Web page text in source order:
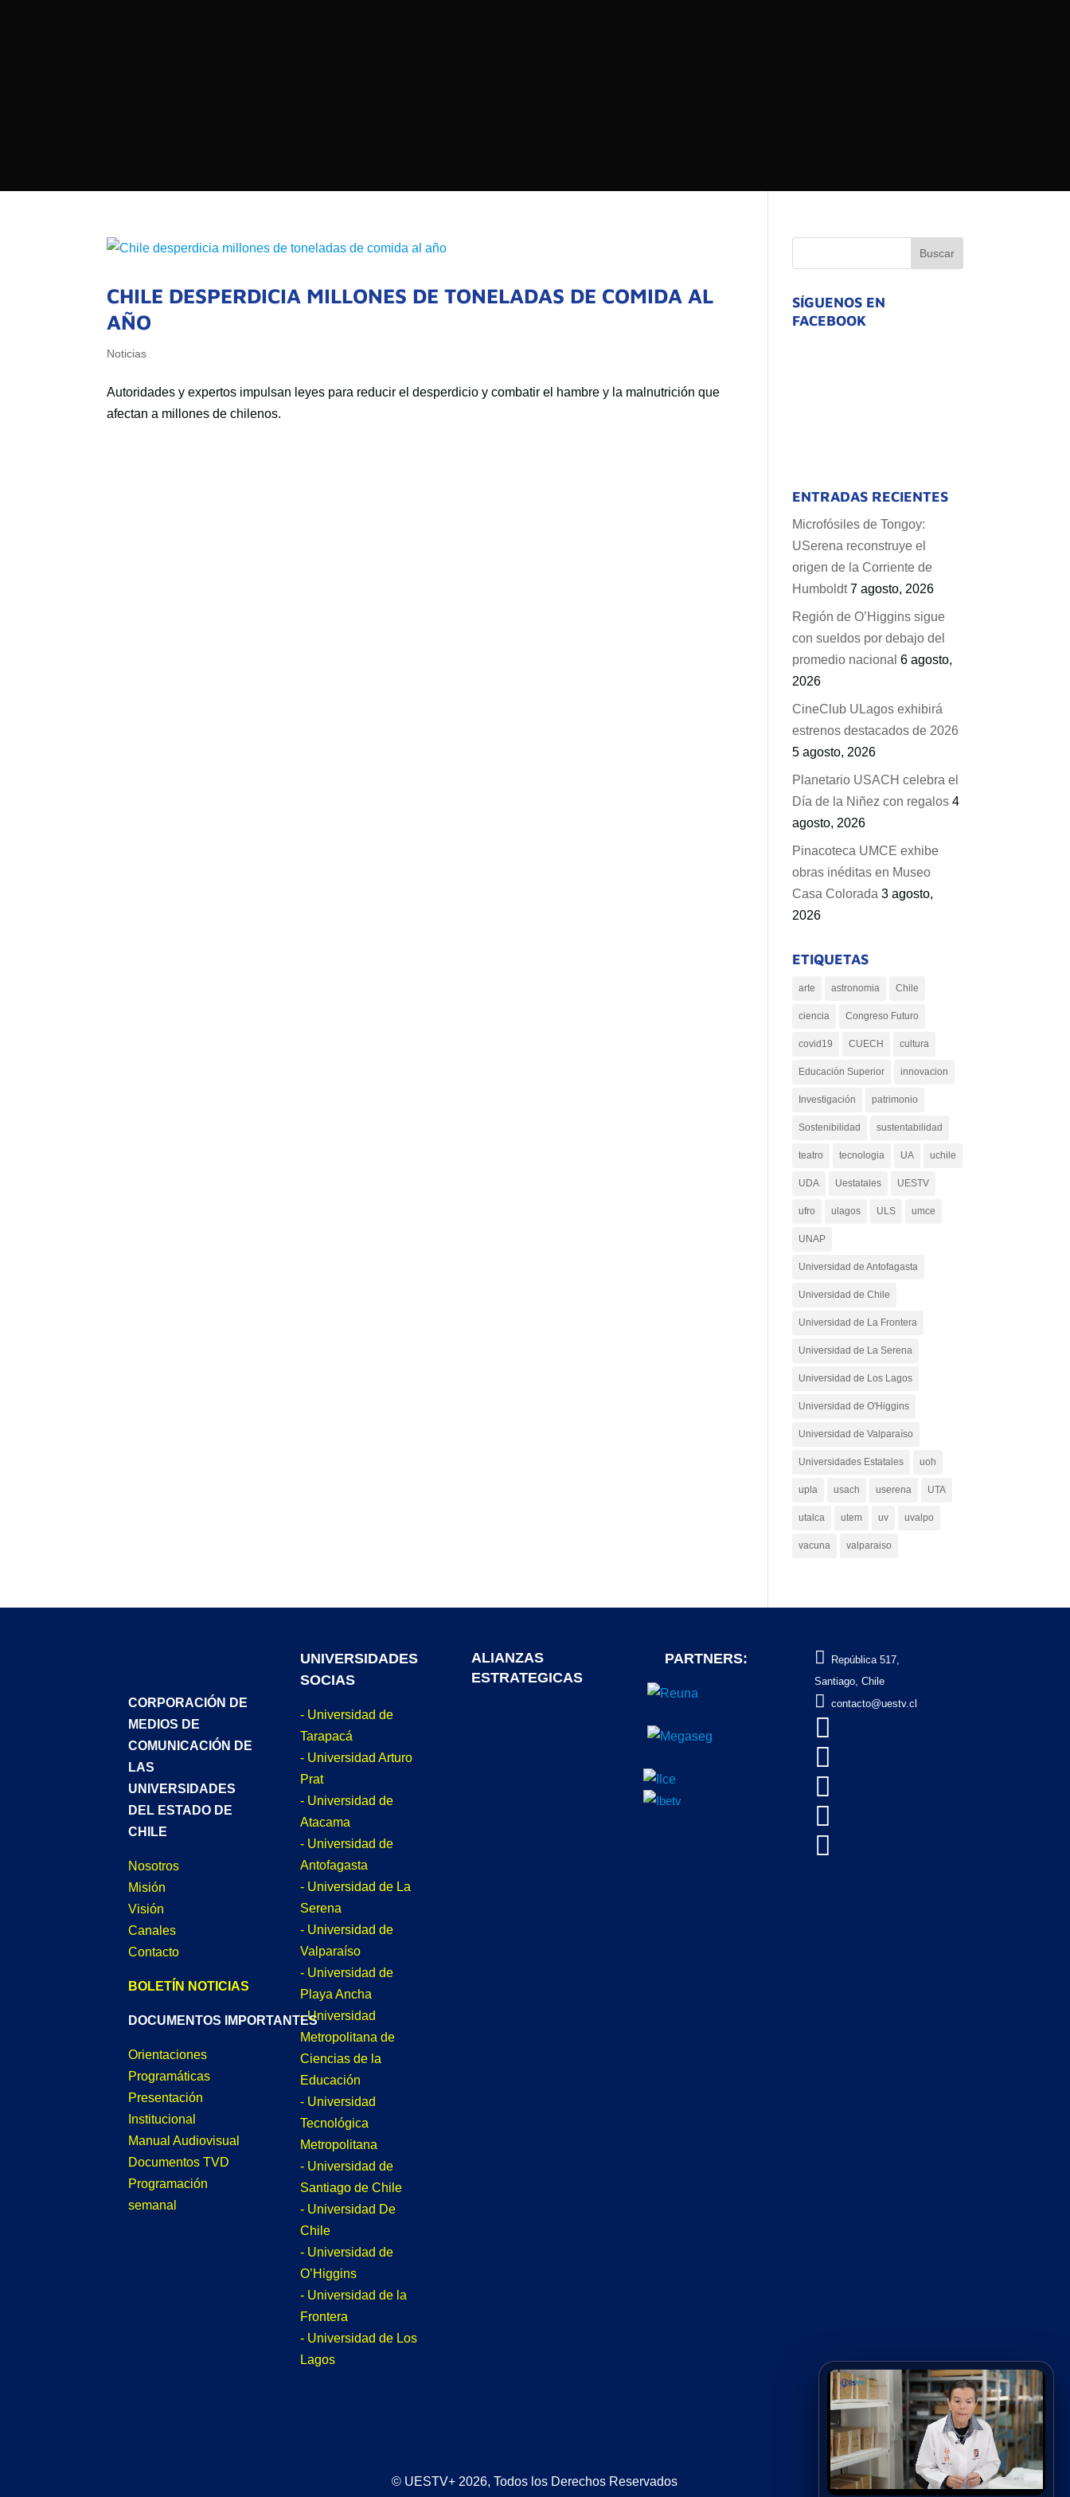
CHILE DESPERDICIA MILLONES DE TONELADAS DE COMIDA AL
AÑO
Noticias
Autoridades y expertos impulsan leyes para reducir el desperdicio y combatir el hambre y la malnutrición que
afectan a millones de chilenos.
SÍGUENOS EN
FACEBOOK
ENTRADAS RECIENTES
Microfósiles de Tongoy:
USerena reconstruye el
origen de la Corriente de
Humboldt 7 agosto, 2026
Región de O’Higgins sigue
con sueldos por debajo del
promedio nacional 6 agosto,
2026
CineClub ULagos exhibirá
estrenos destacados de 2026
5 agosto, 2026
Planetario USACH celebra el
Día de la Niñez con regalos 4
agosto, 2026
Pinacoteca UMCE exhibe
obras inéditas en Museo
Casa Colorada 3 agosto,
2026
ETIQUETAS
arte astronomia Chile
ciencia Congreso Futuro
covid19 CUECH cultura
Educación Superior innovacion
Investigación patrimonio
Sostenibilidad sustentabilidad
teatro tecnologia UA uchile
UDA Uestatales UESTV
ufro ulagos ULS umce
UNAP
Universidad de Antofagasta
Universidad de Chile
Universidad de La Frontera
Universidad de La Serena
Universidad de Los Lagos
Universidad de O'Higgins
Universidad de Valparaíso
Universidades Estatales uoh
upla usach userena UTA
utalca utem uv uvalpo
vacuna valparaiso
CORPORACIÓN DE
MEDIOS DE
COMUNICACIÓN DE
LAS
UNIVERSIDADES
DEL ESTADO DE
CHILE
Nosotros
Misión
Visión
Canales
Contacto
BOLETÍN NOTICIAS
DOCUMENTOS IMPORTANTES
Orientaciones
Programáticas
Presentación
Institucional
Manual Audiovisual
Documentos TVD
Programación
semanal
UNIVERSIDADES
SOCIAS
- Universidad de
Tarapacá
- Universidad Arturo
Prat
- Universidad de
Atacama
- Universidad de
Antofagasta
- Universidad de La
Serena
- Universidad de
Valparaíso
- Universidad de
Playa Ancha
- Universidad
Metropolitana de
Ciencias de la
Educación
- Universidad
Tecnológica
Metropolitana
- Universidad de
Santiago de Chile
- Universidad De
Chile
- Universidad de
O’Higgins
- Universidad de la
Frontera
- Universidad de Los
Lagos
ALIANZAS
ESTRATEGICAS
PARTNERS: 
República 517,
Santiago, Chile
 contacto@uestv.cl





© UESTV+ 2026, Todos los Derechos Reservados